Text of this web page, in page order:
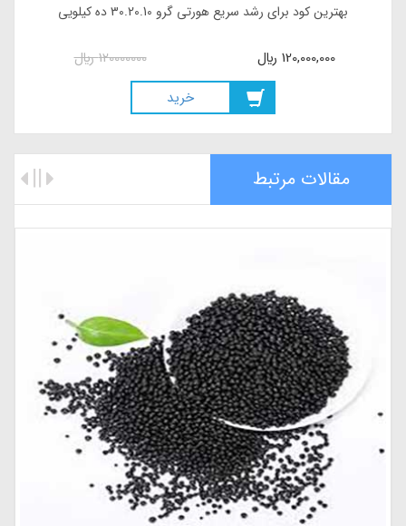
کود کامل هورتی گرو 5.50.20 ده کیلویی- بهترین تغذیه برای افزایش
135000000ريال 135,000,000 ريال
خريد
مقالات مرتبط